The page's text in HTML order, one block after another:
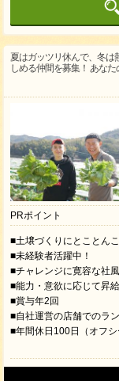
夏はガッツリ休んで、冬は
しめる仲間を募集！ あな
PRポイント
■土壌づくりにとことん
■未経験者活躍中！
■チャレンジに寛容な社風
■能力・意欲に応じて昇
■賞与年2回
■自社運営の店舗でのラ
■年間休日100日（オフシ